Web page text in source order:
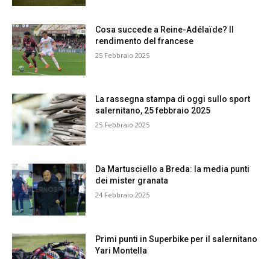
Cosa succede a Reine-Adélaïde? Il
rendimento del francese
25 Febbraio 2025
La rassegna stampa di oggi sullo sport
salernitano, 25 febbraio 2025
25 Febbraio 2025
Da Martusciello a Breda: la media punti
dei mister granata
24 Febbraio 2025
Primi punti in Superbike per il salernitano
Yari Montella